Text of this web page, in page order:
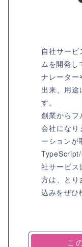
自社サー
ムを開発し
ナレーター
出来、用途
す。
創業からフ
会社になり
ーションが
社サービス
方は、とり
込みをぜひ